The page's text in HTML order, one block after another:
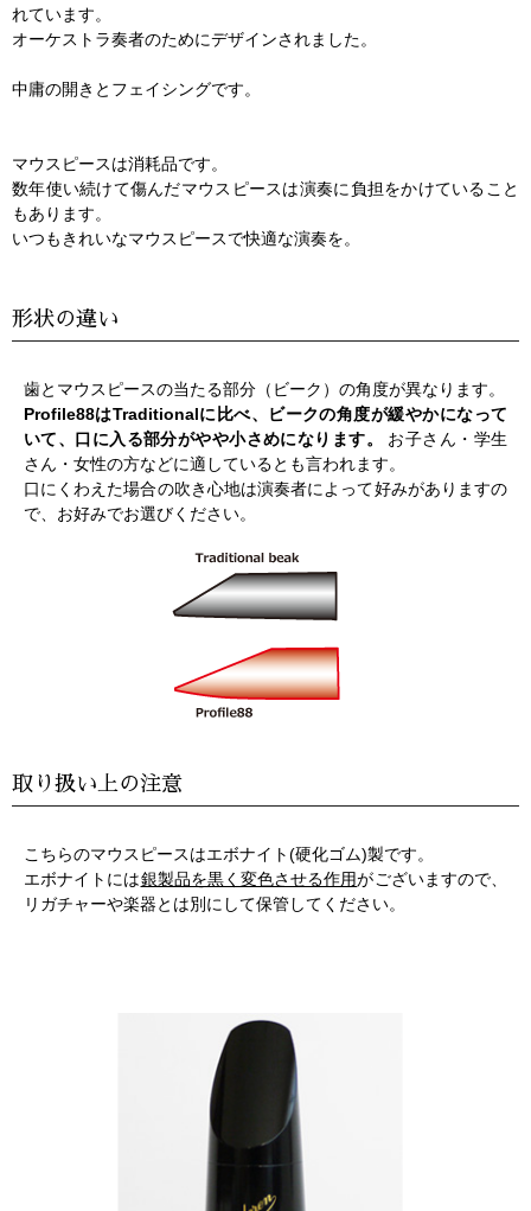
れています。
オーケストラ奏者のためにデザインされました。
中庸の開きとフェイシングです。
マウスピースは消耗品です。
数年使い続けて傷んだマウスピースは演奏に負担をかけていること
もあります。
いつもきれいなマウスピースで快適な演奏を。
形状の違い
歯とマウスピースの当たる部分（ビーク）の角度が異なります。
Profile88はTraditionalに比べ、ビークの角度が緩やかになって
いて、口に入る部分がやや小さめになります。
お子さん・学生
さん・女性の方などに適しているとも言われます。
口にくわえた場合の吹き心地は演奏者によって好みがありますの
で、お好みでお選びください。
取り扱い上の注意
こちらのマウスピースはエボナイト(硬化ゴム)製です。
エボナイトには銀製品を黒く変色させる作用がございますので、
リガチャーや楽器とは別にして保管してください。